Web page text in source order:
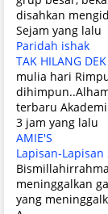
disahkan
Sejam yang lalu
Paridah ishak
TAK HILANG
mulia hari
terbaru Akademi
3 jam yang lalu
AMIE'S
Lapisan-
meninggalkan
yang